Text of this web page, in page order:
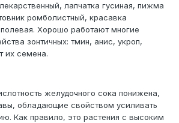
лапчатка гусиная, пижма
ромболистный, красавка
Хорошо работают многие
зонтичных: тмин, анис, укроп,
их семена.
желудочного сока понижена,
обладающие свойством усиливать
Как правило, это растения с высоким